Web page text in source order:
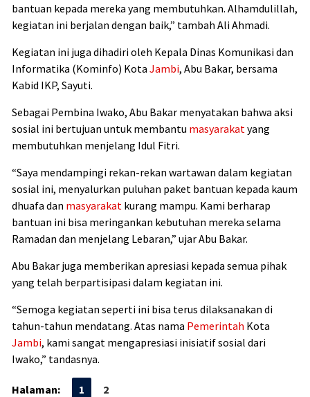
bantuan kepada mereka yang membutuhkan. Alhamdulillah,
kegiatan ini berjalan dengan baik,” tambah Ali Ahmadi.
Kegiatan ini juga dihadiri oleh Kepala Dinas Komunikasi dan
Informatika (Kominfo) Kota Jambi, Abu Bakar, bersama
Kabid IKP, Sayuti.
Sebagai Pembina Iwako, Abu Bakar menyatakan bahwa aksi
sosial ini bertujuan untuk membantu masyarakat yang
membutuhkan menjelang Idul Fitri.
“Saya mendampingi rekan-rekan wartawan dalam kegiatan
sosial ini, menyalurkan puluhan paket bantuan kepada kaum
dhuafa dan masyarakat kurang mampu. Kami berharap
bantuan ini bisa meringankan kebutuhan mereka selama
Ramadan dan menjelang Lebaran,” ujar Abu Bakar.
Abu Bakar juga memberikan apresiasi kepada semua pihak
yang telah berpartisipasi dalam kegiatan ini.
“Semoga kegiatan seperti ini bisa terus dilaksanakan di
tahun-tahun mendatang. Atas nama Pemerintah Kota
Jambi, kami sangat mengapresiasi inisiatif sosial dari
Iwako,” tandasnya.
Halaman: 1 2